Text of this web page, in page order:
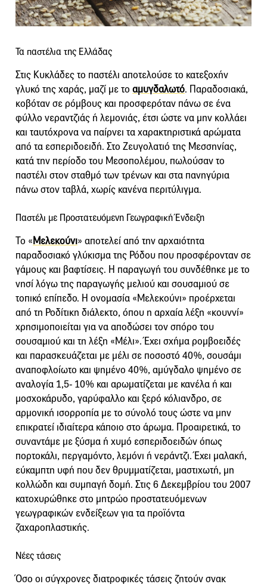
Τα παστέλια της Ελλάδας
Στις Κυκλάδες το παστέλι αποτελούσε το κατεξοχήν
γλυκό της χαράς, μαζί με το αμυγδαλωτό. Παραδοσιακά,
κοβόταν σε ρόμβους και προσφερόταν πάνω σε ένα
φύλλο νεραντζιάς ή λεμονιάς, έτσι ώστε να μην κολλάει
και ταυτόχρονα να παίρνει τα χαρακτηριστικά αρώματα
από τα εσπεριδοειδή. Στο Ζευγολατιό της Μεσσηνίας,
κατά την περίοδο του Μεσοπολέμου, πωλούσαν το
παστέλι στον σταθμό των τρένων και στα πανηγύρια
πάνω στον ταβλά, χωρίς κανένα περιτύλιγμα.
Παστέλι με Προστατευόμενη Γεωγραφική Ένδειξη
Το «Μελεκούνι» αποτελεί από την αρχαιότητα
παραδοσιακό γλύκισµα της Ρόδου που προσφέρονταν σε
γάμους και βαφτίσεις. Η παραγωγή του συνδέθηκε με το
νησί λόγω της παραγωγής µελιού και σουσαμιού σε
τοπικό επίπεδο. Η ονομασία «Μελεκούνι» προέρχεται
από τη Ροδίτικη διάλεκτο, όπου η αρχαία λέξη «κουννί»
χρησιμοποιείται για να αποδώσει τον σπόρο του
σουσαμιού και τη λέξη «Μέλι». Έχει σχήμα ρομβοειδές
και παρασκευάζεται με μέλι σε ποσοστό 40%, σουσάμι
αναποφλοίωτο και ψημένο 40%, αμύγδαλο ψηµένo σε
αναλογία 1,5- 10% και αρωματίζεται με κανέλα ή και
μοσχοκάρυδο, γαρύφαλλο και ξερό κόλιανδρο, σε
αρμονική ισορροπία µε το σύνολό τους ώστε να µην
επικρατεί ιδιαίτερα κάποιο στο άρωμα. Προαιρετικά, το
συναντάμε με ξύσμα ή χυμό εσπεριδοειδών όπως
πορτοκάλι, περγαμόντο, λεµόνι ή νεράντζι. Έχει μαλακή,
εύκαμπτη υφή που δεν θρυμματίζεται, µαστιχωτή, µη
κολλώδη και συµπαγή δομή. Στις 6 Δεκεμβρίου του 2007
κατοχυρώθηκε στο μητρώο προστατευόμενων
γεωγραφικών ενδείξεων για τα προϊόντα
ζαχαροπλαστικής.
Νέες τάσεις
Όσο οι σύγχρονες διατροφικές τάσεις ζητούν σνακ